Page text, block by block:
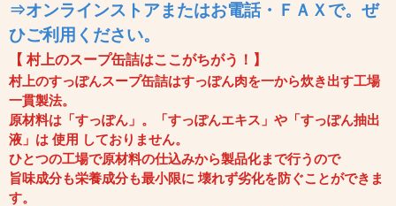
⇒オンラインストアまたはお電話・ＦＡＸで。ぜ
ひご利用ください。
【 村上のスープ缶詰はここがちがう！】
村上のすっぽんスープ缶詰はすっぽん肉を一から炊き出す工場
一貫製法。
原材料は「すっぽん」。「すっぽんエキス」や「すっぽん抽出
液」は 使用 しておりません。
ひとつの工場で原材料の仕込みから製品化まで行うので
旨味成分も栄養成分も最小限に 壊れず劣化を防ぐことができま
す。